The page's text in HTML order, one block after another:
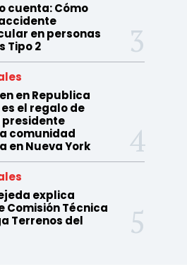
cuenta: Cómo
en personas
Tipo 2
en Republica
el regalo de
presidente
comunidad
en Nueva York
explica
Comisión Técnica
Terrenos del